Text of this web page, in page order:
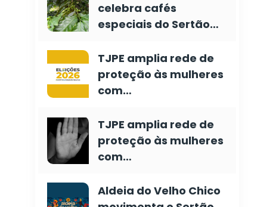
celebra cafés
especiais do Sertão…
TJPE amplia rede de
proteção às mulheres
com…
TJPE amplia rede de
proteção às mulheres
com…
Aldeia do Velho Chico